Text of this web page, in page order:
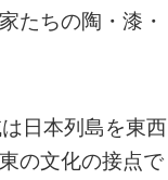
たちの陶・漆・
日本列島を東西
の文化の接点で